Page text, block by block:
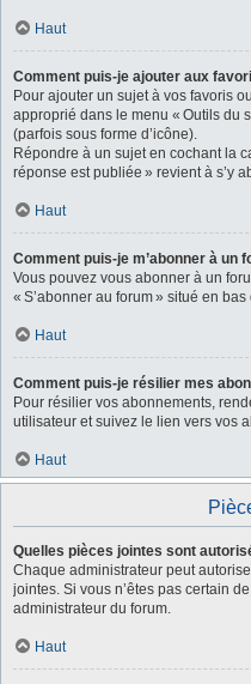
Haut
Comment puis-je ajouter aux
Pour ajouter un sujet à vos favoris
approprié dans le menu « Outils du
(parfois sous forme d’icône).
Répondre à un sujet en cochant la
réponse est publiée » revient à s’y
Haut
Comment puis-je m’abonner à un
Vous pouvez vous abonner à un
« S’abonner au forum » situé en
Haut
Comment puis-je résilier mes
Pour résilier vos abonnements,
utilisateur et suivez le lien vers vos
Haut
Quelles pièces jointes sont
Chaque administrateur peut
jointes. Si vous n’êtes pas certain
administrateur du forum.
Haut